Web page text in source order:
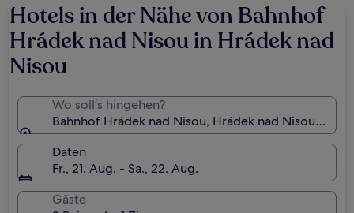
Hotels in der Nähe von Bahnhof
Hrádek nad Nisou in Hrádek nad
Nisou
Wo soll’s hingehen?
Bahnhof Hrádek nad Nisou, Hrádek nad Nisou,
Daten
Fr., 21. Aug. - Sa., 22. Aug.
Gäste